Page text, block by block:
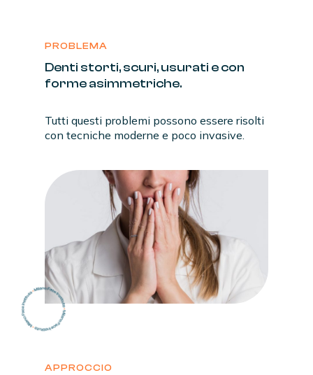
PROBLEMA
Denti storti,scuri,usurati econ
formeasimmetriche.
Tutti questi problemi possono essere risolti
con tecniche moderne e poco invasive.
APPROCCIO